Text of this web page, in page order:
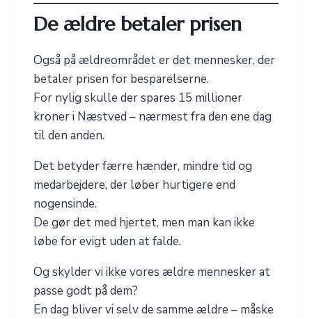
De ældre betaler prisen
Også på ældreområdet er det mennesker, der
betaler prisen for besparelserne.
For nylig skulle der spares 15 millioner
kroner i Næstved – nærmest fra den ene dag
til den anden.
Det betyder færre hænder, mindre tid og
medarbejdere, der løber hurtigere end
nogensinde.
De gør det med hjertet, men man kan ikke
løbe for evigt uden at falde.
Og skylder vi ikke vores ældre mennesker at
passe godt på dem?
En dag bliver vi selv de samme ældre – måske